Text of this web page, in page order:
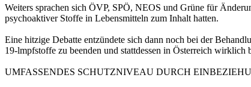
Weiters sprachen sich ÖVP, SPÖ, NEOS und Grüne für
psychoaktiver Stoffe in Lebensmitteln zum Inhalt hatten.
Eine hitzige Debatte entzündete sich dann noch bei der
19-lmpfstoffe zu beenden und stattdessen in Österreich
UMFASSENDES SCHUTZNIVEAU DURCH